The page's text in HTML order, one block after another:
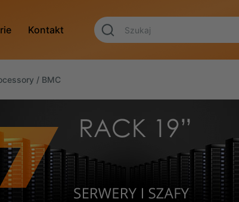
Kontakt
/ BMC